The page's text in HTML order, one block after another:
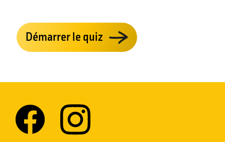
Démarrer le quiz